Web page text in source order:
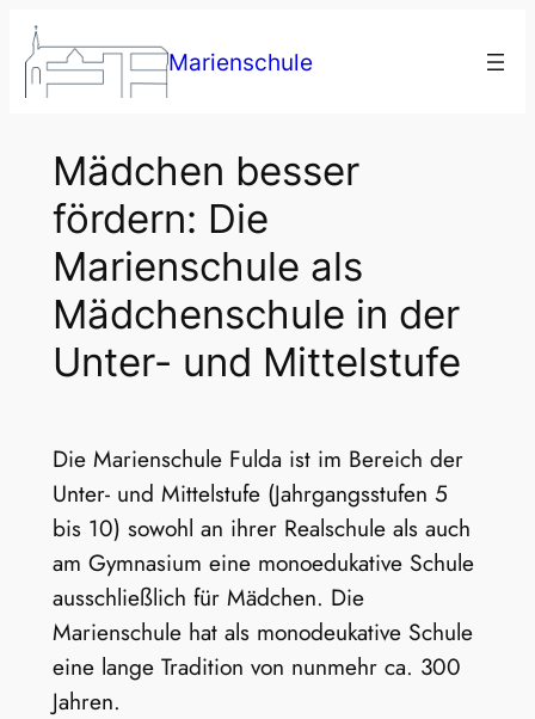
Zum
Inhalt
springen
Marienschule
Mädchen besser
fördern: Die
Marienschule als
Mädchenschule in der
Unter- und Mittelstufe
Die Marienschule Fulda ist im Bereich der
Unter- und Mittelstufe (Jahrgangsstufen 5
bis 10) sowohl an ihrer Realschule als auch
am Gymnasium eine monoedukative Schule
ausschließlich für Mädchen. Die
Marienschule hat als monodeukative Schule
eine lange Tradition von nunmehr ca. 300
Jahren.